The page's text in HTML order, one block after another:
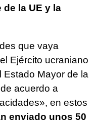
la UE y la
que vaya
Ejército ucraniano
Estado Mayor de la
acuerdo a
en estos
enviado unos 50